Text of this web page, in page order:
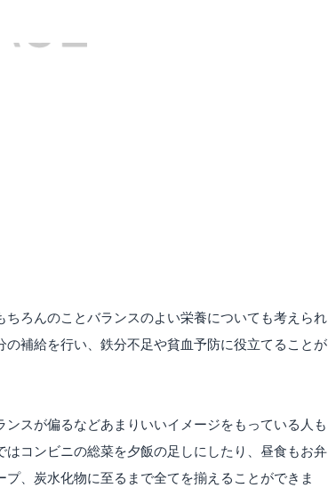
ろんのことバランスのよい栄養についても考えられ
補給を行い、鉄分不足や貧血予防に役立てることが
スが偏るなどあまりいいイメージをもっている人も
コンビニの総菜を夕飯の足しにしたり、昼食もお弁
、炭水化物に至るまで全てを揃えることができま